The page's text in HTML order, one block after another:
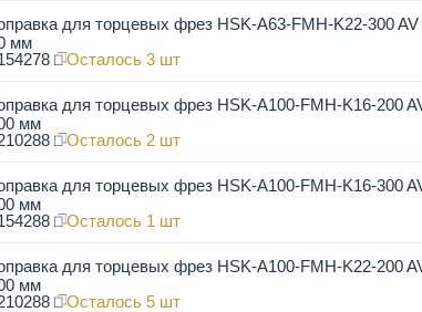
для торцевых фрез HSK-A63-FMH-K22-300
мм
Осталось 3 шт
для торцевых фрез HSK-A100-FMH-K16-200
мм
Осталось 2 шт
для торцевых фрез HSK-A100-FMH-K16-300
мм
Осталось 1 шт
для торцевых фрез HSK-A100-FMH-K22-200
мм
Осталось 5 шт